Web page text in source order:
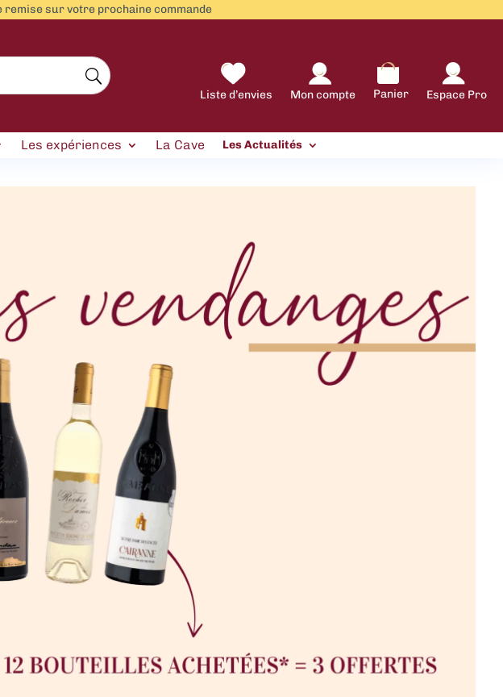
remise sur votre prochaine commande
Liste d’envies Mon compte Panier Espace Pro
Les expériences La Cave Les Actualités